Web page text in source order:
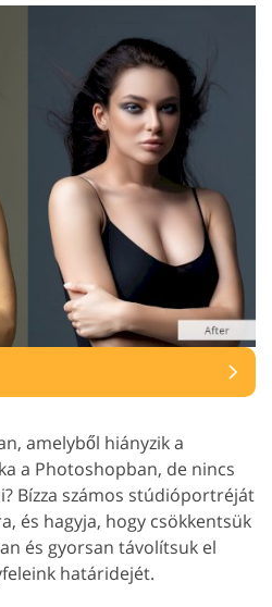
amelyből hiányzik a
a Photoshopban, de nincs
Bízza számos stúdióportréját
és hagyja, hogy csökkentsük
és gyorsan távolítsuk el
határidejét.